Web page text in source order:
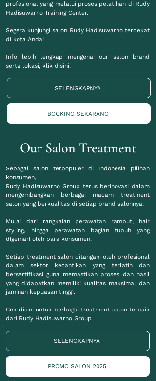
profesional yang melalui proses pelatihan di Rudy
Hadisuwarno Training Center.
Segera kunjungi salon Rudy Hadisuwarno terdekat
di kota Anda!
Info lebih lengkap mengenai our salon brand
serta lokasi, klik disini.
SELENGKAPNYA
BOOKING SEKARANG
Our Salon Treatment
Sebagai salon terpopuler di Indonesia pilihan
konsumen,
Rudy Hadisuwarno Group terus berinovasi dalam
mengembangkan berbagai macam treatment
salon yang berkualitas di setiap brand salonnya.
Mulai dari rangkaian perawatan rambut, hair
styling, hingga perawatan bagian tubuh yang
digemari oleh para konsumen.
Setiap treatment salon ditangani oleh profesional
dalam sektor kecantikan yang terlatih dan
bersertifikasi guna memastikan proses dan hasil
yang didapatkan memiliki kualitas maksimal dan
jaminan kepuasan tinggi.
Cek disini untuk berbagai treatment salon terbaik
dari Rudy Hadisuwarno Group
SELENGKAPNYA
PROMO SALON 2025